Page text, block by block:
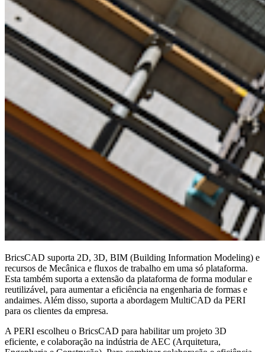
BricsCAD suporta 2D, 3D, BIM (Building Information Modeling) e
recursos de Mecânica e fluxos de trabalho em uma só plataforma.
Esta também suporta a extensão da plataforma de forma modular e
reutilizável, para aumentar a eficiência na engenharia de formas e
andaimes. Além disso, suporta a abordagem MultiCAD da PERI
para os clientes da empresa.
A PERI escolheu o BricsCAD para habilitar um projeto 3D
eficiente, e colaboração na indústria de AEC (Arquitetura,